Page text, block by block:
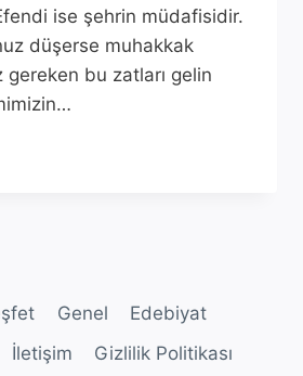
ise şehrin müdafisidir.
düşerse muhakkak
bu zatları gelin
Genel
Edebiyat
İletişim Gizlilik Politikası